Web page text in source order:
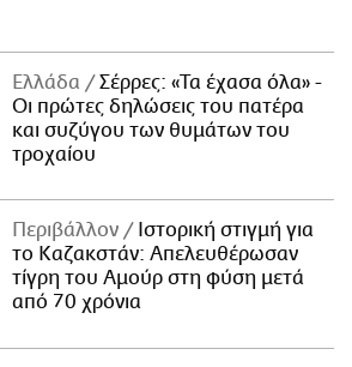
Ελλάδα
Σέρρες: «Τα έχασα όλα» -
Οι πρώτες δηλώσεις του πατέρα
και συζύγου των θυμάτων του
τροχαίου
Περιβάλλον
Ιστορική στιγμή για
το Καζακστάν: Απελευθέρωσαν
τίγρη του Αμούρ στη φύση μετά
από 70 χρόνια